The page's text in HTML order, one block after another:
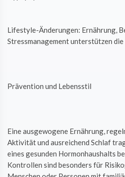
Lifestyle-Änderungen: Ernährung,
Stressmanagement unterstützen
Prävention und Lebensstil
Eine ausgewogene Ernährung,
Aktivität und ausreichend Schlaf
eines gesunden Hormonhaushalts
Kontrollen sind besonders für